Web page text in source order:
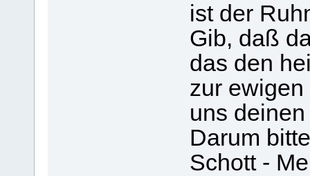
ist der
Gib, daß
das den
zur
uns
Darum
Schott -